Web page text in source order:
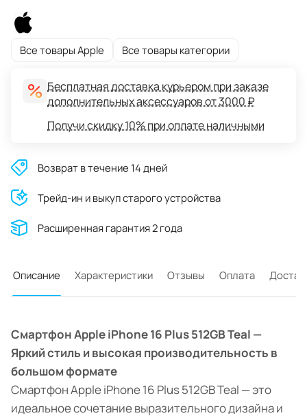
Все товары Apple Все товары категории
Бесплатная доставка курьером при заказе
дополнительных аксессуаров от 3000 ₽
Получи скидку 10% при оплате наличными
Возврат в течение 14 дней
Трейд-ин и выкуп старого устройства
Расширенная гарантия 2 года
Описание Характеристики Отзывы Оплата
Смартфон Apple iPhone 16 Plus 512GB Teal —
Яркий стиль и высокая производительность в
большом формате
Смартфон Apple iPhone 16 Plus 512GB Teal — это
идеальное сочетание выразительного дизайна и